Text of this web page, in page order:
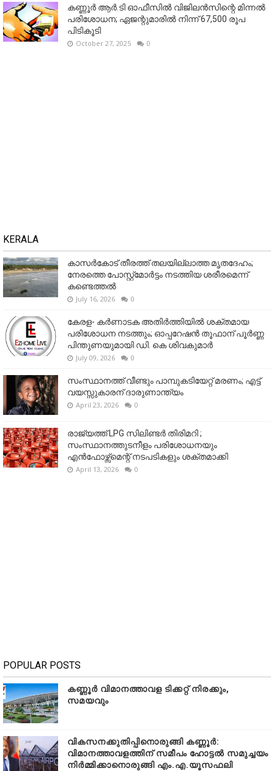
കണ്ണൂര്‍ ആര്‍.ടി ഓഫീസില്‍ വിജിലൻസിന്റെ മിന്നല്‍
പരിശോധന; ഏജന്റുമാരില്‍ നിന്ന് 67,500 രൂപ
പിടികൂടി
October 27, 2025 0
KERALA
കാസർകോട് തീരത്ത് തലയില്ലാത്ത മൃതദേഹം;
നേരത്തെ പോസ്റ്റ്‌മോർട്ടം നടത്തിയ ശരീരമെന്ന്
കണ്ടെത്തൽ
July 16, 2026 0
കേരള- കർണാടക അതിർത്തിയിൽ ശക്തമായ
പരിശോധന നടത്തും; ഓപ്പറേഷൻ തൂഫാന് പൂർണ്ണ
പിന്തുണയുമായി ഡി. കെ ശിവകുമാർ
July 09, 2026 0
സംസ്ഥാനത്ത് വീണ്ടും പാമ്പുകടിയേറ്റ് മരണം; എട്ട്
വയസ്സുകാരന് ദാരുണാന്ത്യം
April 23, 2026 0
രാജ്യത്ത് LPG സിലിണ്ടർ തിരിമറി ;
സംസ്ഥാനത്തുടനീളം പരിശോധനയും
എൻഫോഴ്സ്മെന്റ് നടപടികളും ശക്തമാക്കി
April 13, 2026 0
POPULAR POSTS
കണ്ണൂർ വിമാനത്താവള ടിക്കറ്റ് നിരക്കും,
സമയവും
വികസനക്കുതിപ്പിനൊരുങ്ങി കണ്ണൂർ:
വിമാനത്താവളത്തിന് സമീപം ഹോട്ടൽ സമുച്ചയം
നിർമ്മിക്കാനൊരുങ്ങി എം.എ.യൂസഫലി